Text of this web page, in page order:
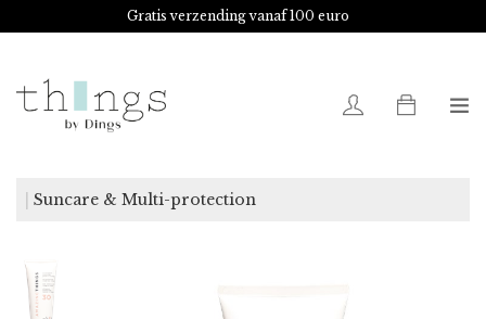
Gratis verzending vanaf 100 euro
Suncare & Multi-protection